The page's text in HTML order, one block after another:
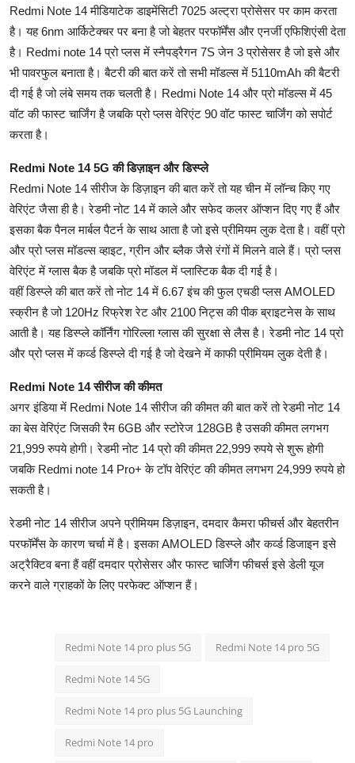
Redmi Note 14 मीडियाटेक डाइमेंसिटी 7025 अल्ट्रा प्रोसेसर पर काम करता
है। यह 6nm आर्किटेक्चर पर बना है जो बेहतर परफॉर्मेंस और एनर्जी एफिशिएंसी देता
है। Redmi note 14 प्रो प्लस में स्नैपड्रैगन 7S जेन 3 प्रोसेसर है जो इसे और
भी पावरफुल बनाता है। बैटरी की बात करें तो सभी मॉडल्स में 5110mAh की बैटरी
दी गई है जो लंबे समय तक चलती है। Redmi Note 14 और प्रो मॉडल्स में 45
वॉट की फास्ट चार्जिंग है जबकि प्रो प्लस वेरिएंट 90 वॉट फास्ट चार्जिंग को सपोर्ट
करता है।
Redmi Note 14 5G की डिज़ाइन और डिस्प्ले
Redmi Note 14 सीरीज के डिज़ाइन की बात करें तो यह चीन में लॉन्च किए गए
वेरिएंट जैसा ही है। रेडमी नोट 14 में काले और सफेद कलर ऑप्शन दिए गए हैं और
इसका बैक पैनल मार्बल पैटर्न के साथ आता है जो इसे प्रीमियम लुक देता है। वहीं प्रो
और प्रो प्लस मॉडल्स व्हाइट, ग्रीन और ब्लैक जैसे रंगों में मिलने वाले हैं। प्रो प्लस
वेरिएंट में ग्लास बैक है जबकि प्रो मॉडल में प्लास्टिक बैक दी गई है।
वहीं डिस्प्ले की बात करें तो नोट 14 में 6.67 इंच की फुल एचडी प्लस AMOLED
स्क्रीन है जो 120Hz रिफ्रेश रेट और 2100 निट्स की पीक ब्राइटनेस के साथ
आती है। यह डिस्प्ले कॉर्निंग गोरिल्ला ग्लास की सुरक्षा से लैस है। रेडमी नोट 14 प्रो
और प्रो प्लस में कर्व्ड डिस्प्ले दी गई है जो देखने में काफी प्रीमियम लुक देती है।
Redmi Note 14 सीरीज की कीमत
अगर इंडिया में Redmi Note 14 सीरीज की कीमत की बात करें तो रेडमी नोट 14
का बेस वेरिएंट जिसकी रैम 6GB और स्टोरेज 128GB है उसकी कीमत लगभग
21,999 रुपये होगी। रेडमी नोट 14 प्रो की कीमत 22,999 रुपये से शुरू होगी
जबकि Redmi note 14 Pro+ के टॉप वेरिएंट की कीमत लगभग 24,999 रुपये हो
सकती है।
रेडमी नोट 14 सीरीज अपने प्रीमियम डिज़ाइन, दमदार कैमरा फीचर्स और बेहतरीन
परफॉर्मेंस के कारण चर्चा में है। इसका AMOLED डिस्प्ले और कर्व्ड डिजाइन इसे
अट्रैक्टिव बना हैं वहीं दमदार प्रोसेसर और फास्ट चार्जिंग फीचर्स इसे डेली यूज
करने वाले ग्राहकों के लिए परफेक्ट ऑप्शन हैं।
Redmi Note 14 pro plus 5G Redmi Note 14 pro 5G
Redmi Note 14 5G
Redmi Note 14 pro plus 5G Launching
Redmi Note 14 pro